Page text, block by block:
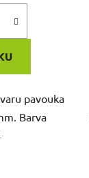
pavouka
Barva